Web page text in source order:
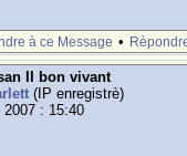
à ce Message •
II bon vivant
(IP enregistrè)
2007 : 15:40